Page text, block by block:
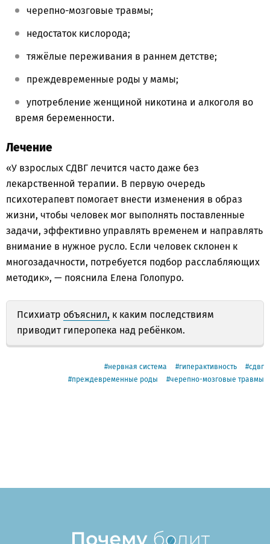
черепно-мозговые травмы;
недостаток кислорода;
тяжёлые переживания в раннем детстве;
преждевременные роды у мамы;
употребление женщиной никотина и алкоголя во
время беременности.
Лечение
«У взрослых СДВГ лечится часто даже без
лекарственной терапии. В первую очередь
психотерапевт помогает внести изменения в образ
жизни, чтобы человек мог выполнять поставленные
задачи, эффективно управлять временем и направлять
внимание в нужное русло. Если человек склонен к
многозадачности, потребуется подбор расслабляющих
методик», — пояснила Елена Голопуро.
Психиатр объяснил, к каким последствиям
приводит гиперопека над ребёнком.
нервная система гиперактивность
сдвг
преждевременные роды
черепно-мозговые травмы